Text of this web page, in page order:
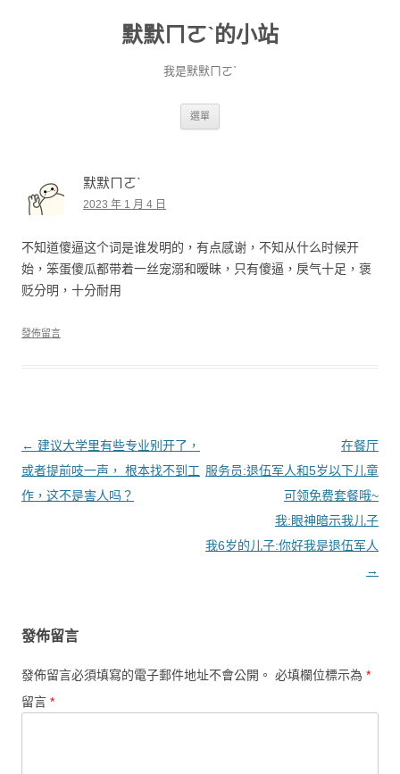
默默ㄇㄛˋ的小站
我是默默ㄇㄛˋ
選單
默默ㄇㄛˋ
2023 年 1 月 4 日
不知道傻逼这个词是谁发明的，有点感谢，不知从什么时候开
始，笨蛋傻瓜都带着一丝宠溺和暧昧，只有傻逼，戾气十足，褒
贬分明，十分耐用
發佈留言
文章導覽
← 建议大学里有些专业别开了，
或者提前吱一声， 根本找不到工
作，这不是害人吗？
在餐厅
服务员:退伍军人和5岁以下儿童
可领免费套餐哦~
我:眼神暗示我儿子
我6岁的儿子:你好我是退伍军人
→
發佈留言
發佈留言必須填寫的電子郵件地址不會公開。 必填欄位標示為 *
留言 *